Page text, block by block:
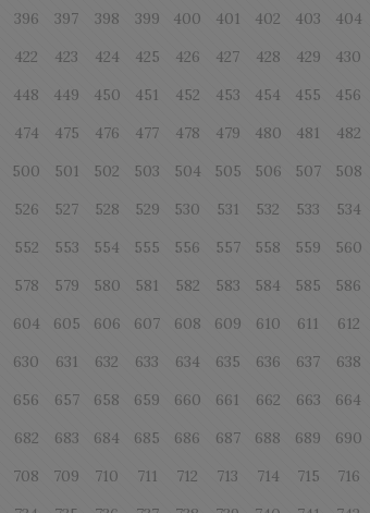
396 397 398 399 400 401 402 403 404
422 423 424 425 426 427 428 429 430
448 449 450 451 452 453 454 455 456
474 475 476 477 478 479 480 481 482
500 501 502 503 504 505 506 507 508
526 527 528 529 530 531 532 533 534
552 553 554 555 556 557 558 559 560
578 579 580 581 582 583 584 585 586
604 605 606 607 608 609 610 611 612
630 631 632 633 634 635 636 637 638
656 657 658 659 660 661 662 663 664
682 683 684 685 686 687 688 689 690
708 709 710 711 712 713 714 715 716